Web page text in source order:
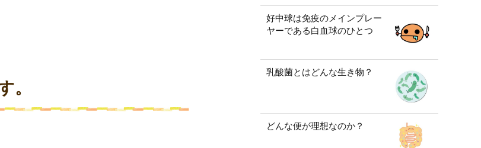
。
好中球は免疫のメインプレー
ヤーである白血球のひとつ
乳酸菌とはどんな生き物？
どんな便が理想なのか？